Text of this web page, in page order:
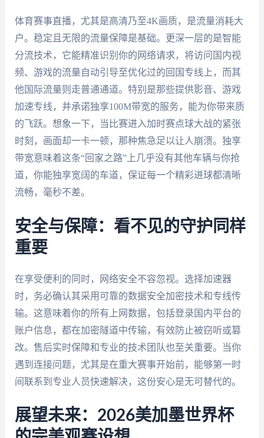
体育赛事直播，尤其是高清乃至4K画质，是流量消耗大
户。稳定且无限的流量保障是基础。更深一层的是智能
分流技术，它能精准识别你的网络请求，将访问国内视
频、游戏的流量自动引导至优化过的回国专线上，而其
他国际流量则走普通通道。特别是那些提供影音、游戏
加速专线，并承诺独享100M带宽的服务，能为你带来质
的飞跃。想象一下，当比赛进入加时赛点球大战的紧张
时刻，画面却一卡一顿，那种焦急足以让人崩溃。独享
带宽意味着这条“回家之路”上几乎没有其他车辆与你抢
道，你能独享宽阔的车道，保证每一个精彩进球都清晰
流畅，毫秒不差。
安全与保障：看不见的守护同样
重要
在享受便利的同时，网络安全不容忽视。选择加速器
时，务必确认其采用可靠的数据安全加密技术和专线传
输。这意味着你的所有上网数据，包括登录国内平台的
账户信息，都在加密隧道中传输，有效防止被窃听或篡
改。售后实时保障和专业的技术团队也至关重要。当你
遇到连接问题，尤其是在重大赛事开始前，能够第一时
间联系到专业人员快速解决，这份安心是无可替代的。
展望未来：2026美加墨世界杯